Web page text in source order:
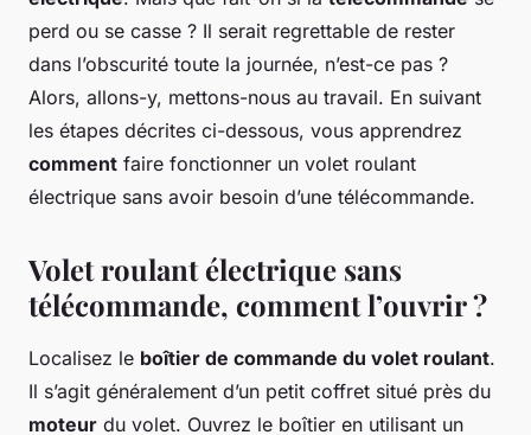
perd ou se casse ? Il serait regrettable de rester
dans l’obscurité toute la journée, n’est-ce pas ?
Alors, allons-y, mettons-nous au travail. En suivant
les étapes décrites ci-dessous, vous apprendrez
comment faire fonctionner un volet roulant
électrique sans avoir besoin d’une télécommande.
Volet roulant électrique sans
télécommande, comment l’ouvrir ?
Localisez le boîtier de commande du volet roulant.
Il s’agit généralement d’un petit coffret situé près du
moteur du volet. Ouvrez le boîtier en utilisant un